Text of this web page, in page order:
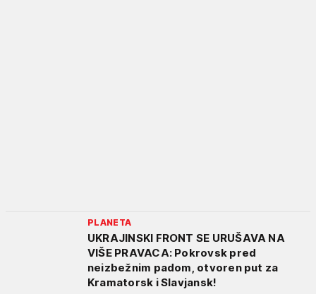
PLANETA
UKRAJINSKI FRONT SE URUŠAVA NA
VIŠE PRAVACA: Pokrovsk pred
neizbežnim padom, otvoren put za
Kramatorsk i Slavjansk!